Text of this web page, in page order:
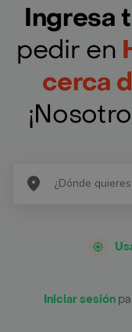
Ingresa
pedir en
cerca
Iniciar sesión